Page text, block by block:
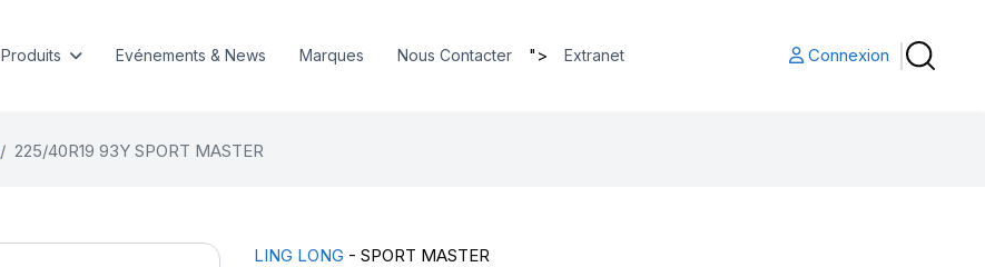
Produits Evénements & News Marques Nous Contacter "> Extranet Connexion
225/40R19 93Y SPORT MASTER
LING LONG - SPORT MASTER